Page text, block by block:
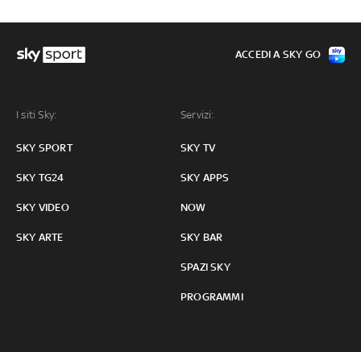
I siti Sky:
SKY SPORT
SKY TG24
SKY VIDEO
SKY ARTE
Servizi:
SKY TV
SKY APPS
NOW
SKY BAR
SPAZI SKY
PROGRAMMI
ACCEDI A SKY GO